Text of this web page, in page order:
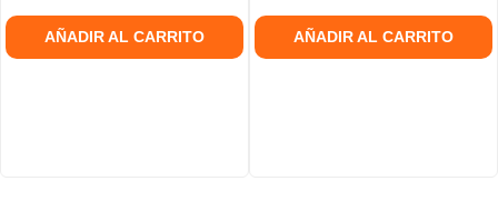
AÑADIR AL CARRITO AÑADIR AL CARRITO